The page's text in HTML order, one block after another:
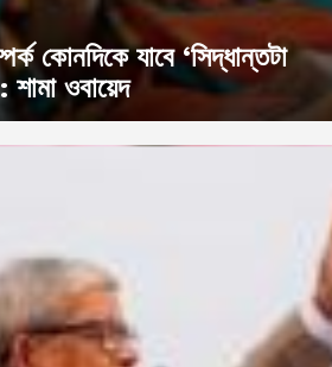
কোনদিকে যাবে ‘সিদ্ধান্তটা
শামা ওবায়েদ